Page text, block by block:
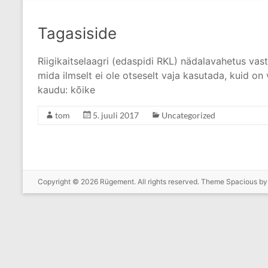
Tagasiside
Riigikaitselaagri (edaspidi RKL) nädalavahetus
mida ilmselt ei ole otseselt vaja kasutada, kuid
kaudu: kõike
tom 5. juuli 2017 Uncategorized
Copyright © 2026 Rügement. All rights reserved. Theme Spacious